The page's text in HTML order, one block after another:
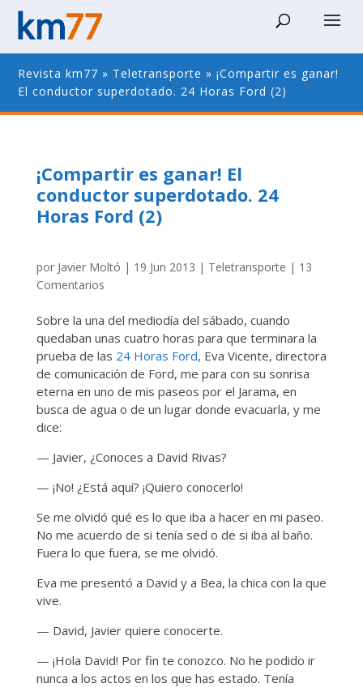
Revista km77 » Teletransporte »¡Compartir es ganar!
El conductor superdotado. 24 Horas Ford (2)
¡Compartir es ganar! El
conductor superdotado. 24
Horas Ford (2)
por Javier Moltó | 19 Jun 2013 | Teletransporte | 13
Comentarios
Sobre la una del mediodía del sábado, cuando
quedaban unas cuatro horas para que terminara la
prueba de las 24 Horas Ford, Eva Vicente, directora
de comunicación de Ford, me para con su sonrisa
eterna en uno de mis paseos por el Jarama, en
busca de agua o de un lugar donde evacuarla, y me
dice:
— Javier, ¿Conoces a David Rivas?
— ¡No! ¿Está aquí? ¡Quiero conocerlo!
Se me olvidó qué es lo que iba a hacer en mi paseo.
No me acuerdo de si tenía sed o de si iba al baño.
Fuera lo que fuera, se me olvidó.
Eva me presentó a David y a Bea, la chica con la que
vive.
— David, Javier quiere conocerte.
— ¡Hola David! Por fin te conozco. No he podido ir
nunca a los actos en los que has estado. Tenía